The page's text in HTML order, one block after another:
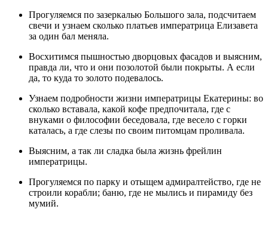
Прогуляемся по зазеркалью Большого зала, подсчитаем
свечи и узнаем сколько платьев императрица Елизавета
за один бал меняла.
Восхитимся пышностью дворцовых фасадов и выясним,
правда ли, что и они позолотой были покрыты. А если
да, то куда то золото подевалось.
Узнаем подробности жизни императрицы Екатерины: во
сколько вставала, какой кофе предпочитала, где с
внуками о философии беседовала, где весело с горки
каталась, а где слезы по своим питомцам проливала.
Выясним, а так ли сладка была жизнь фрейлин
императрицы.
Прогуляемся по парку и отыщем адмиралтейство, где не
строили корабли; баню, где не мылись и пирамиду без
мумий.